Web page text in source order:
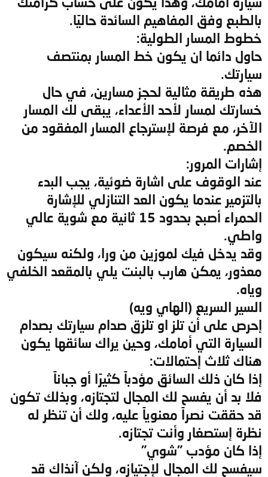
بالطبع وفق المفاهيم السائدة حاليًا.
خطوط المسار الطولية:
حاول دائما ان يكون خط المسار بمنتصف
سيارتك.
هذه طريقة مثالية لحجز مسارين، في حال
خسارتك لمسار لأحد الأعداء، يبقى لك المسار
الآخر، مع فرصة لإسترجاع المسار المفقود من
الخصم.
إشارات المرور:
عند الوقوف على اشارة ضوئية، يجب البدء
بالتزمير عندما يكون العد التنازلي للإشارة
الحمراء أصبح بحدود 15 ثانية مع شوية عالي
واطي.
وقد يدخل فيك لموزين من ورا، ولكنه سيكون
معذور، يمكن هارب بالبنت يلي بالمقعد الخلفي
وياه.
السير السريع (الهاي ويه)
إحرص على أن تلز او تلزق صدام سيارتك بصدام
السيارة التي أمامك، وحين يراك سائقها يكون
هناك ثلاث إحتمالات:
إذا كان ذلك السائق مؤدباً كثيرًا أو جباناً
فلا بد أن يفسح لك المجال لتجتازه، وبذلك تكون
قد حققت نصراً معنوياً عليه، ولك أن تنظر له
نظرة إستصغار وأنت تجتازه.
إذا كان مؤدب "شوي"
سيفسح لك المجال لإجتيازه، ولكن آنذاك قد